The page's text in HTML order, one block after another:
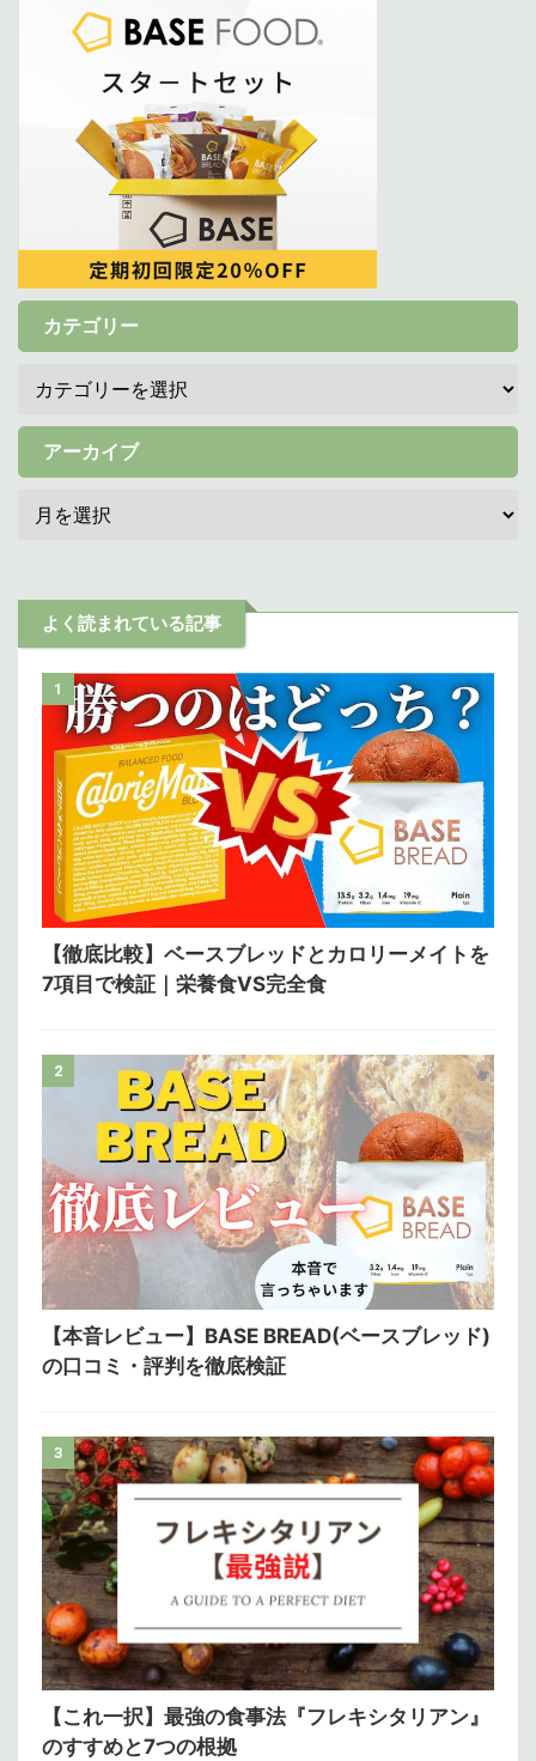
カテゴリー
アーカイブ
よく読まれている記事
1
【徹底比較】ベースブレッドとカロリーメイトを
7項目で検証｜栄養食VS完全食
2
【本音レビュー】BASE BREAD(ベースブレッド)
の口コミ・評判を徹底検証
3
【これ一択】最強の食事法『フレキシタリアン』
のすすめと7つの根拠